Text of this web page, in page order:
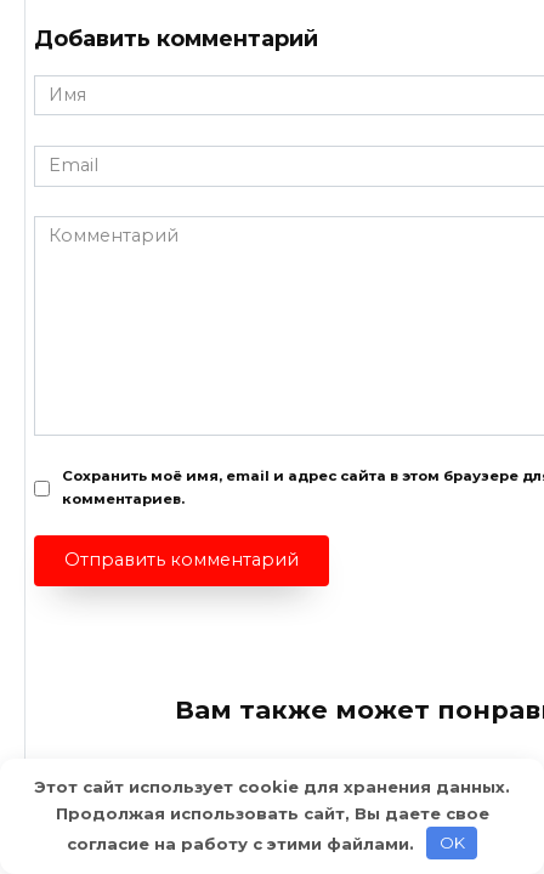
Добавить комментарий
Имя
*
Email
*
Комментарий
Сохранить моё имя, email и адрес сайта в этом браузере
комментариев.
Вам также может
Этот сайт использует cookie для хранения данных.
Продолжая использовать сайт, Вы даете свое
согласие на работу с этими файлами.
OK